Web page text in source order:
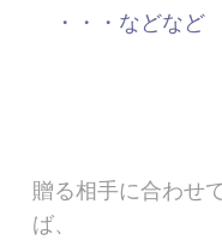
・・・などなど
贈る相手に合わせ
ば、